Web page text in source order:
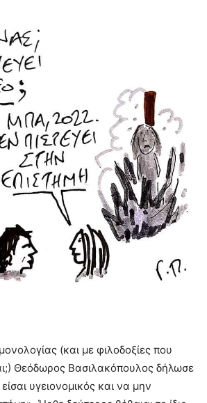
(και με φιλοδοξίες που
Θεόδωρος Βασιλακόπουλος δήλωσε
υγειονομικός και να μην